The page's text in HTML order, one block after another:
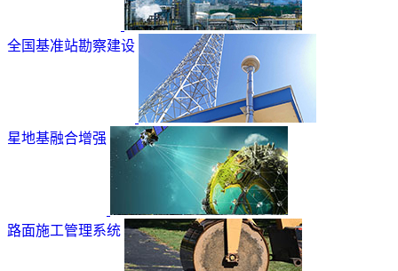
全国基准站勘察建设
星地基融合增强
路面施工管理系统